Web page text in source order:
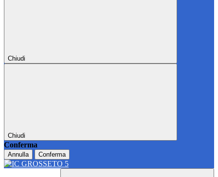
Chiudi
Chiudi
Conferma
Annulla Conferma